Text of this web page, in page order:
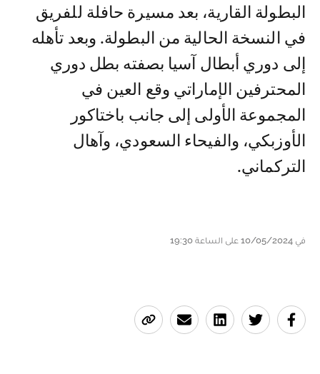
البطولة القارية، بعد مسيرة حافلة للفريق
في النسخة الحالية من البطولة. وبعد تأهله
إلى دوري أبطال آسيا بصفته بطل دوري
المحترفين الإماراتي وقع العين في
المجموعة الأولى إلى جانب باختاكور
الأوزبكي، والفيحاء السعودي، وآهال
التركماني.
في 10/05/2024 على الساعة 19:30